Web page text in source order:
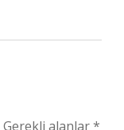
Gerekli alanlar*